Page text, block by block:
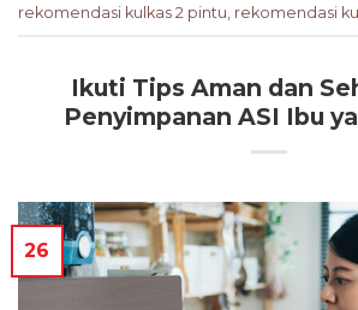
rekomendasi kulkas 2 pintu, rekomendasi
Ikuti Tips Aman dan
Penyimpanan ASI Ibu
26